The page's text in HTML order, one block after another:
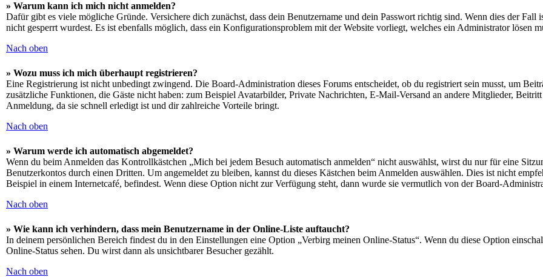
» Warum kann ich mich nicht anmelden?
Dafür gibt es viele mögliche Gründe. Versichere dich zunächst, dass dein Benutzername und dein Passwort richtig sind. Wenn dies der
nicht gesperrt wurdest. Es ist ebenfalls möglich, dass ein Konfigurationsproblem mit der Website vorliegt, welches ein Administrator lösen
Nach oben
» Wozu muss ich mich überhaupt registrieren?
Eine Registrierung ist nicht unbedingt zwingend. Die Board-Administration dieses Forums entscheidet, ob du registriert sein musst, um
zusätzliche Funktionen, die Gäste nicht haben: zum Beispiel Avatarbilder, Private Nachrichten, E-Mail-Versand an andere Mitglieder,
Anmeldung, da sie schnell erledigt ist und dir zahlreiche Vorteile bringt.
Nach oben
» Warum werde ich automatisch abgemeldet?
Wenn du beim Anmelden das Kontrollkästchen „Mich bei jedem Besuch automatisch anmelden“ nicht auswählst, wirst du nur für eine
Benutzerkontos durch einen Dritten. Um angemeldet zu bleiben, kannst du dieses Kästchen beim Anmelden auswählen. Dies ist nicht
Beispiel in einem Internetcafé, befindest. Wenn diese Option nicht zur Verfügung steht, dann wurde sie vermutlich von der Board-
Nach oben
» Wie kann ich verhindern, dass mein Benutzername in der Online-Liste auftaucht?
In deinem persönlichen Bereich findest du in den Einstellungen eine Option „Verbirg meinen Online-Status“. Wenn du diese Option
Online-Status sehen. Du wirst dann als unsichtbarer Besucher gezählt.
Nach oben